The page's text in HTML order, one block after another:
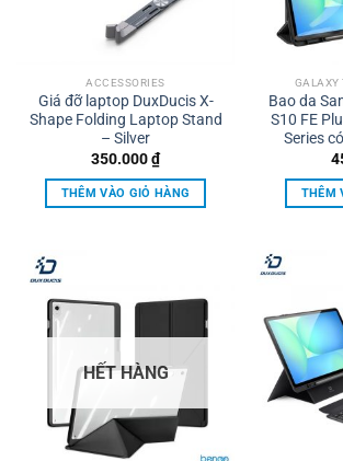
ACCESSORIES
Giá đỡ laptop DuxDucis X-
Shape Folding Laptop Stand
– Silver
350.000₫
THÊM VÀO GIỎ HÀNG
GALAXY
Bao da
S10 FE
Series
THÊM
HẾT HÀNG